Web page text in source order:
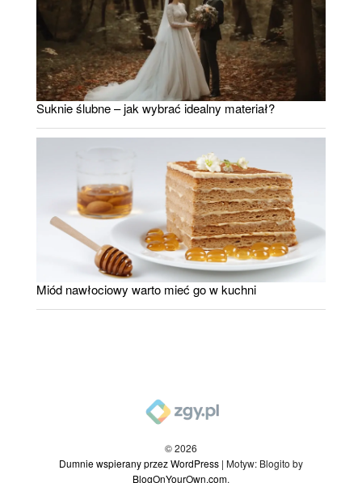
Suknie ślubne – jak wybrać idealny materiał?
Miód nawłociowy warto mieć go w kuchni
© 2026
Dumnie wspierany przez WordPress | Motyw: Blogito by
BlogOnYourOwn.com.